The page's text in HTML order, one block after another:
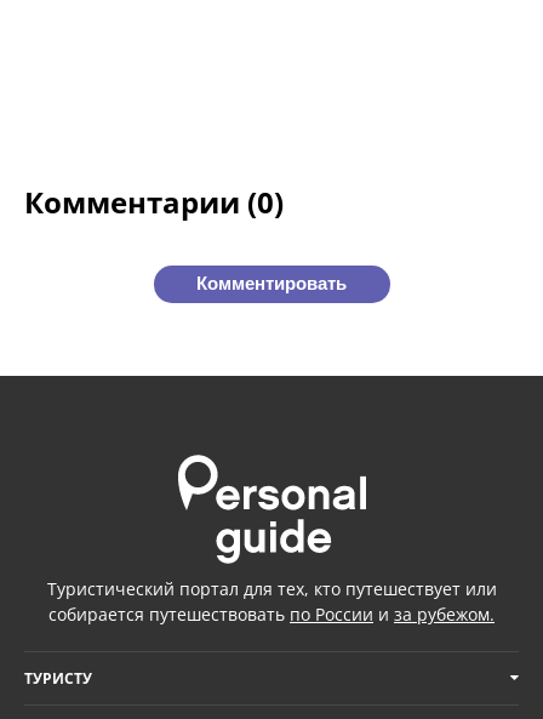
Комментарии (0)
Комментировать
Туристический портал для тех, кто путешествует или
собирается путешествовать по России и за рубежом.
ТУРИСТУ